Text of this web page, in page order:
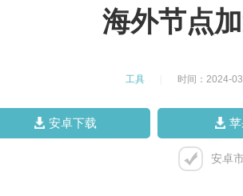
海外节点
工具 时间：2024-
安卓下载
安卓